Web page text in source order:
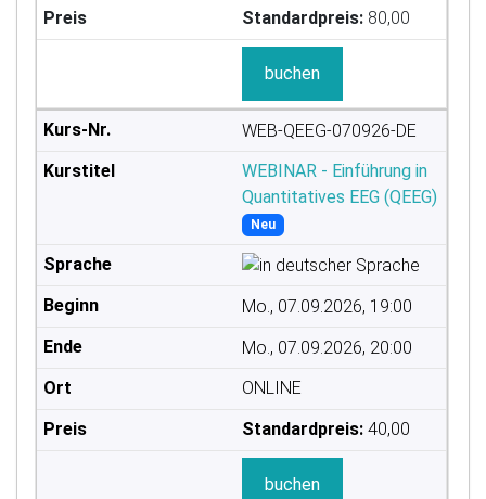
Standardpreis: 80,00
buchen
WEB-QEEG-070926-DE
WEBINAR - Einführung in
Quantitatives EEG (QEEG)
Neu
Mo., 07.09.2026, 19:00
Mo., 07.09.2026, 20:00
ONLINE
Standardpreis: 40,00
buchen